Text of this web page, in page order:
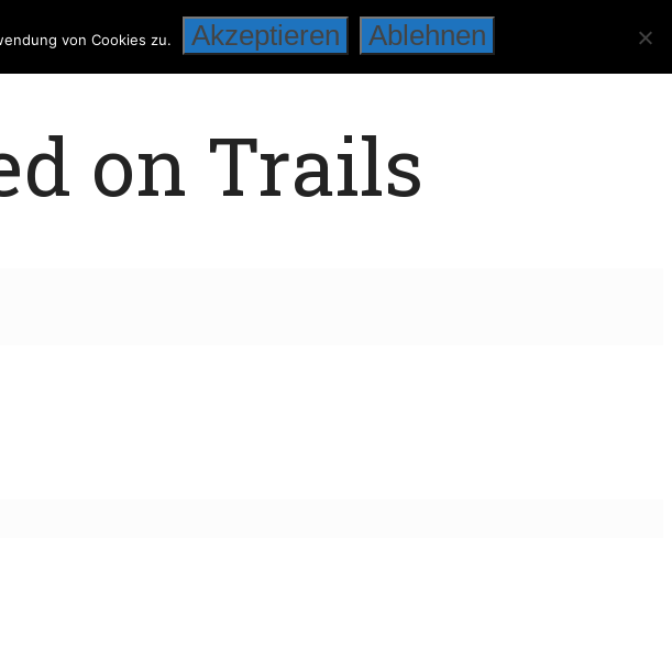
on Trails
von Cookies zu. Akzeptieren Ablehnen